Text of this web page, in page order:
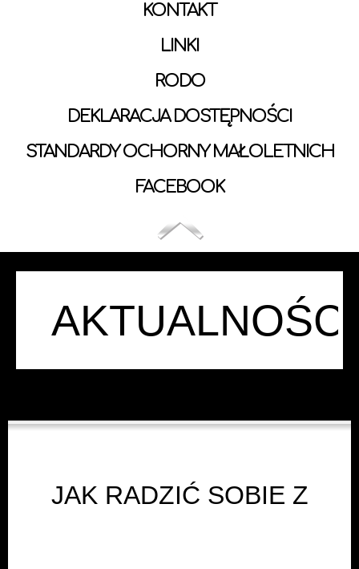
KONTAKT
LINKI
RODO
DEKLARACJA DOSTĘPNOŚCI
STANDARDY OCHORNY MAŁOLETNICH
FACEBOOK
AKTUALNOŚCI
JAK RADZIĆ SOBIE Z